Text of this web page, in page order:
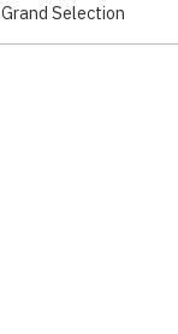
Grand Selection